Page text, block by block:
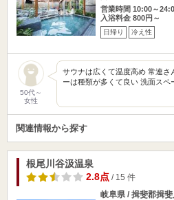
営業時間 10:00～
入浴料金 800円～
日帰り 冷え性
50代～
女性
サウナは広くて温度高め 常連さ
ーは種類が多くて良い 洗面ス
関連情報から探す
根尾川谷汲温泉
2.8点/ 15 件
岐阜県 / 揖斐郡揖